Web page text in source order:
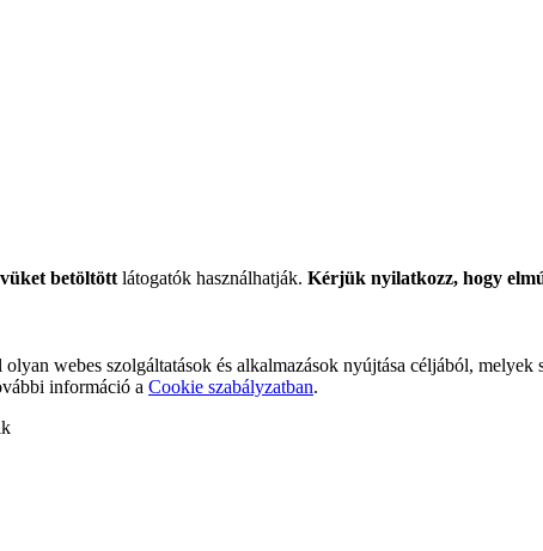
betöltött látogatók használhatják. Kérjük nyilatkozz, hogy
webes szolgáltatások és alkalmazások nyújtása céljából,
információ a Cookie szabályzatban.